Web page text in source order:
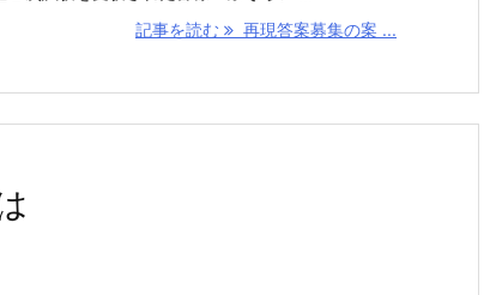
記事を読む
再現答案募集の案 ...